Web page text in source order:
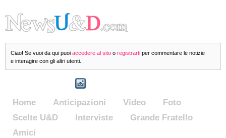
Ciao! Se vuoi da qui puoi accedere al sito o registrarti per commentare le notizie
e interagire con gli altri utenti.
Home Anticipazioni Video
Foto
Scelte U&D
Interviste
Grande Fratello
Amici